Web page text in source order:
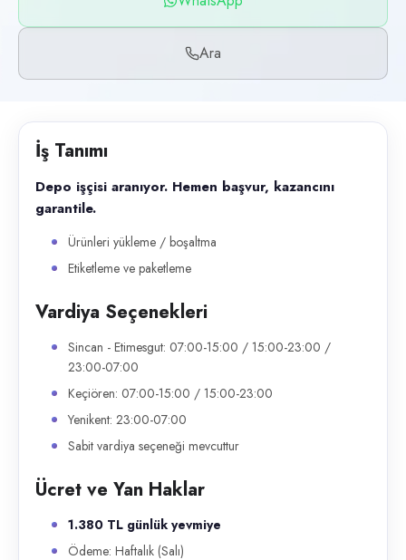
WhatsApp, Telefon
İlan açıklaması
Ara
İş Tanımı
Depo işçisi aranıyor. Hemen başvur, kazancını
garantile.
Ürünleri yükleme / boşaltma
Etiketleme ve paketleme
Vardiya Seçenekleri
Sincan - Etimesgut: 07:00-15:00 / 15:00-23:00 /
23:00-07:00
Keçiören: 07:00-15:00 / 15:00-23:00
Yenikent: 23:00-07:00
Sabit vardiya seçeneği mevcuttur
Ücret ve Yan Haklar
1.380 TL günlük yevmiye
Ödeme: Haftalık (Salı)